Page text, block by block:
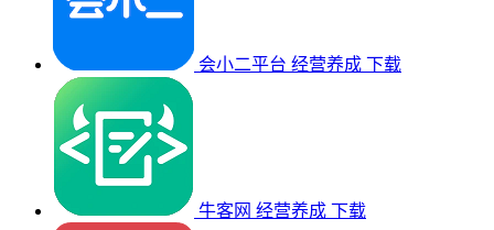
会小二平台 经营养成 下载
牛客网 经营养成 下载